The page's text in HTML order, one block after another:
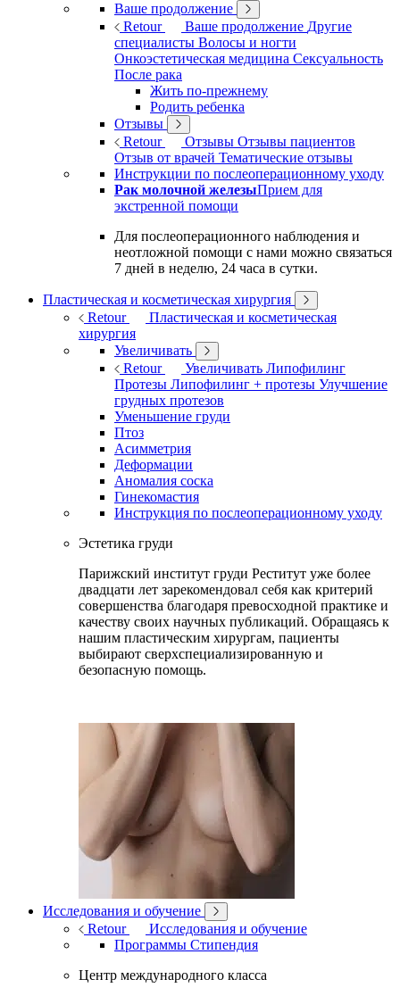
Ваше продолжение
Retour
Ваше продолжение Другие
специалисты Волосы и ногти
Онкоэстетическая медицина Сексуальность
После рака
Жить по-прежнему
Родить ребенка
Отзывы
Retour
Отзывы Отзывы пациентов
Отзыв от врачей Тематические отзывы
Инструкции по послеоперационному уходу
Рак молочной железыПрием для
экстренной помощи
Для послеоперационного наблюдения и
неотложной помощи с нами можно связаться
7 дней в неделю, 24 часа в сутки.
Пластическая и косметическая хирургия
Retour
Пластическая и косметическая
хирургия
Увеличивать
Retour
Увеличивать Липофилинг
Протезы Липофилинг + протезы Улучшение
грудных протезов
Уменьшение груди
Птоз
Асимметрия
Деформации
Аномалия соска
Гинекомастия
Инструкция по послеоперационному уходу
Эстетика груди
Парижский институт груди Реститут уже более
двадцати лет зарекомендовал себя как критерий
совершенства благодаря превосходной практике и
качеству своих научных публикаций. Обращаясь к
нашим пластическим хирургам, пациенты
выбирают сверхспециализированную и
безопасную помощь.
Исследования и обучение
Retour
Исследования и обучение
Программы Стипендия
Центр международного класса